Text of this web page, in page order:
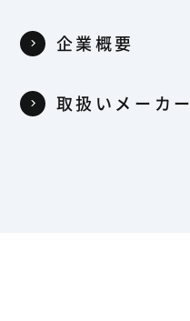
企業概要
取扱いメーカー